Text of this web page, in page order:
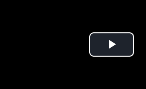
Play